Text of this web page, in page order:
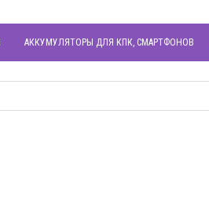
АККУМУЛЯТОРЫ ДЛЯ КПК, СМАРТФОНОВ